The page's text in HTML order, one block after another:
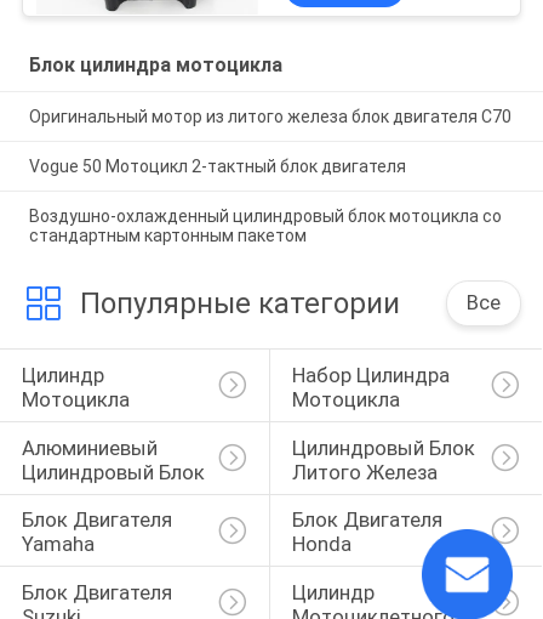
Блок цилиндра мотоцикла
Оригинальный мотор из литого железа блок двигателя C70
Vogue 50 Мотоцикл 2-тактный блок двигателя
Воздушно-охлажденный цилиндровый блок мотоцикла со
стандартным картонным пакетом
Популярные категории Все
Цилиндр
Мотоцикла
Набор Цилиндра
Мотоцикла
Алюминиевый
Цилиндровый Блок
Цилиндровый Блок
Литого Железа
Блок Двигателя
Yamaha
Блок Двигателя
Honda
Блок Двигателя
Цилиндр